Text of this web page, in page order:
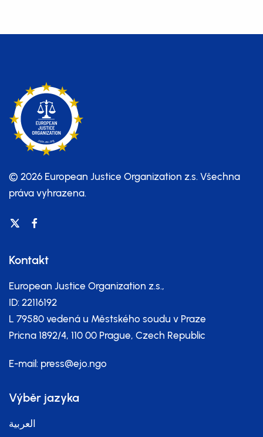
© 2026 European Justice Organization z.s. Všechna
práva vyhrazena.
Kontakt
European Justice Organization z.s.,
ID: 22116192
L 79580 vedená u Městského soudu v Praze
Pricna 1892/4, 110 00 Prague, Czech Republic
E-mail: press@ejo.ngo
Výběr jazyka
العربية